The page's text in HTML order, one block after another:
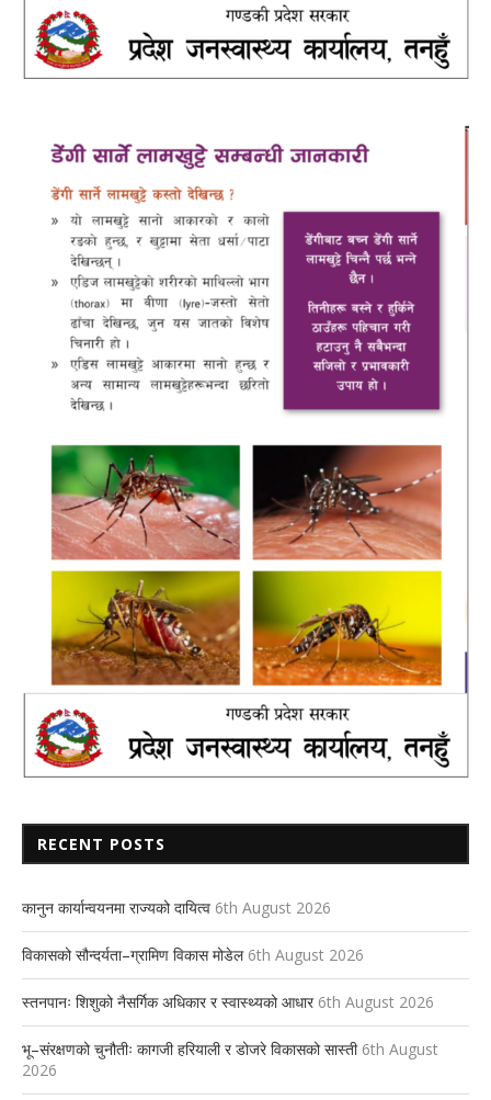
RECENT POSTS
कानुन कार्यान्वयनमा राज्यको दायित्व 6th August 2026
विकासको सौन्दर्यता–ग्रामिण विकास मोडेल 6th August 2026
स्तनपानः शिशुको नैसर्गिक अधिकार र स्वास्थ्यको आधार 6th August 2026
भू–संरक्षणको चुनौतीः कागजी हरियाली र डोजरे विकासको सास्ती 6th August
2026